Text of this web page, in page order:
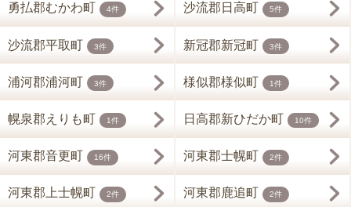
勇払郡むかわ町 4件 沙流郡日高町 5件
沙流郡平取町 3件 新冠郡新冠町 3件
浦河郡浦河町 3件 様似郡様似町 1件
幌泉郡えりも町 1件 日高郡新ひだか町 10件
河東郡音更町 16件 河東郡士幌町 2件
河東郡上士幌町 2件 河東郡鹿追町 2件